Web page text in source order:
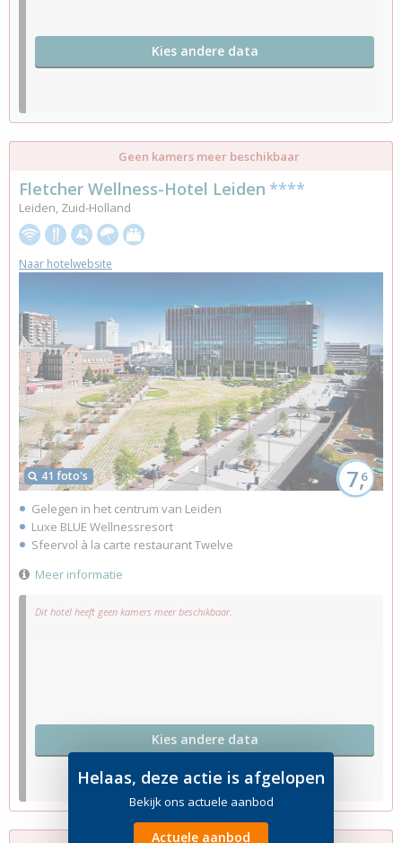
Helaas, deze actie is afgelopen
Bekijk ons actuele aanbod
Actuele aanbod
Kies andere data
Geen kamers meer beschikbaar
Dit hotel heeft geen kamers meer beschikbaar.
Kies andere data
41 foto's 7,6
Fletcher Wellness-Hotel Leiden ****
Leiden, Zuid-Holland
Naar hotelwebsite
Gelegen in het centrum van Leiden
Luxe BLUE Wellnessresort
Sfeervol à la carte restaurant Twelve
Meer informatie